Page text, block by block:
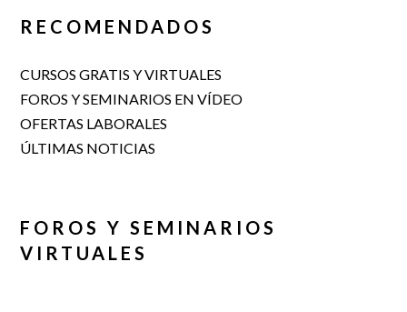
RECOMENDADOS
CURSOS GRATIS Y VIRTUALES
FOROS Y SEMINARIOS EN VÍDEO
OFERTAS LABORALES
ÚLTIMAS NOTICIAS
FOROS Y SEMINARIOS
VIRTUALES